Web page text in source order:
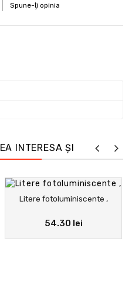
Spune-ţi opinia
INTERESA ȘI
Litere fotoluminiscente ,
54.30 lei